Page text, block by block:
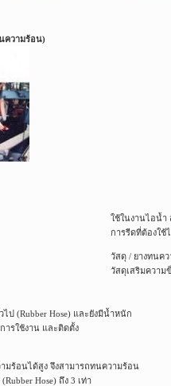
ความร้อน)
ใช้ในงานไอน้ำ
การรีดที่ต้องใช้
วัสดุ / ยางทนค
วัสดุเสริมความ
ป (Rubber Hose) และยังมีน้ำหนัก
ารใช้งาน และติดตั้ง
มร้อนได้สูง จึงสามารถทนความร้อน
Hose) ถึง 3 เท่า